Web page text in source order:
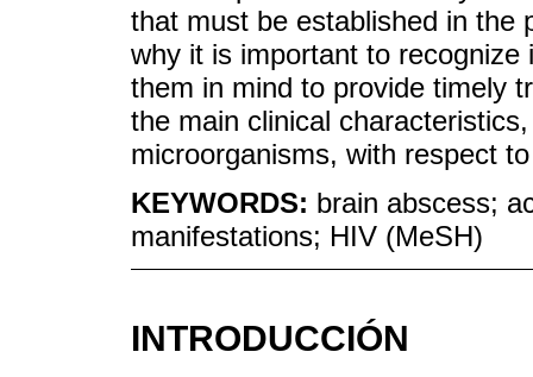
that must be established in the
why it is important to
them in mind to provide timely
the main clinical
microorganisms, with respect
KEYWORDS: brain abscess;
manifestations; HIV (MeSH)
INTRODUCCIÓN